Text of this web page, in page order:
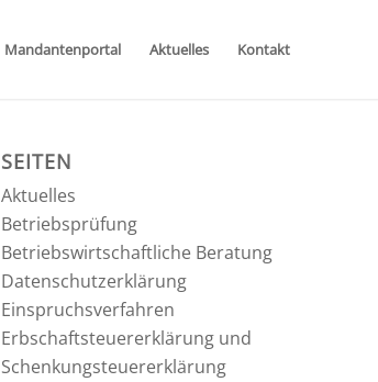
Mandantenportal Aktuelles Kontakt
SEITEN
Aktuelles
Betriebsprüfung
Betriebswirtschaftliche Beratung
Datenschutzerklärung
Einspruchsverfahren
Erbschaftsteuererklärung und
Schenkungsteuererklärung